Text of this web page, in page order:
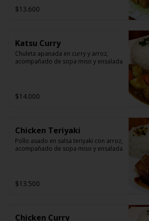
$13.600
Katsu Curry
Chuleta apanada en curry y arroz,
acompañado de sopa miso y ensalada
$14.000
Chicken Teriyaki
Pollo asado en salsa teriyaki con arroz,
acompañado de sopa miso y ensalada
$13.500
Chicken Curry